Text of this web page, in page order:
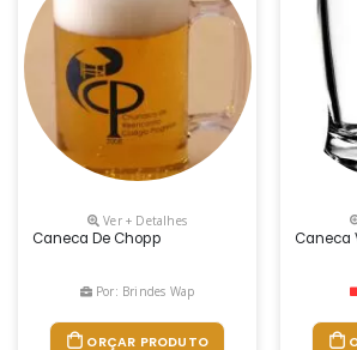
Ver + Detalhes
Caneca De Chopp
Por: Brindes Wap
ORÇAR PRODUTO
Caneca